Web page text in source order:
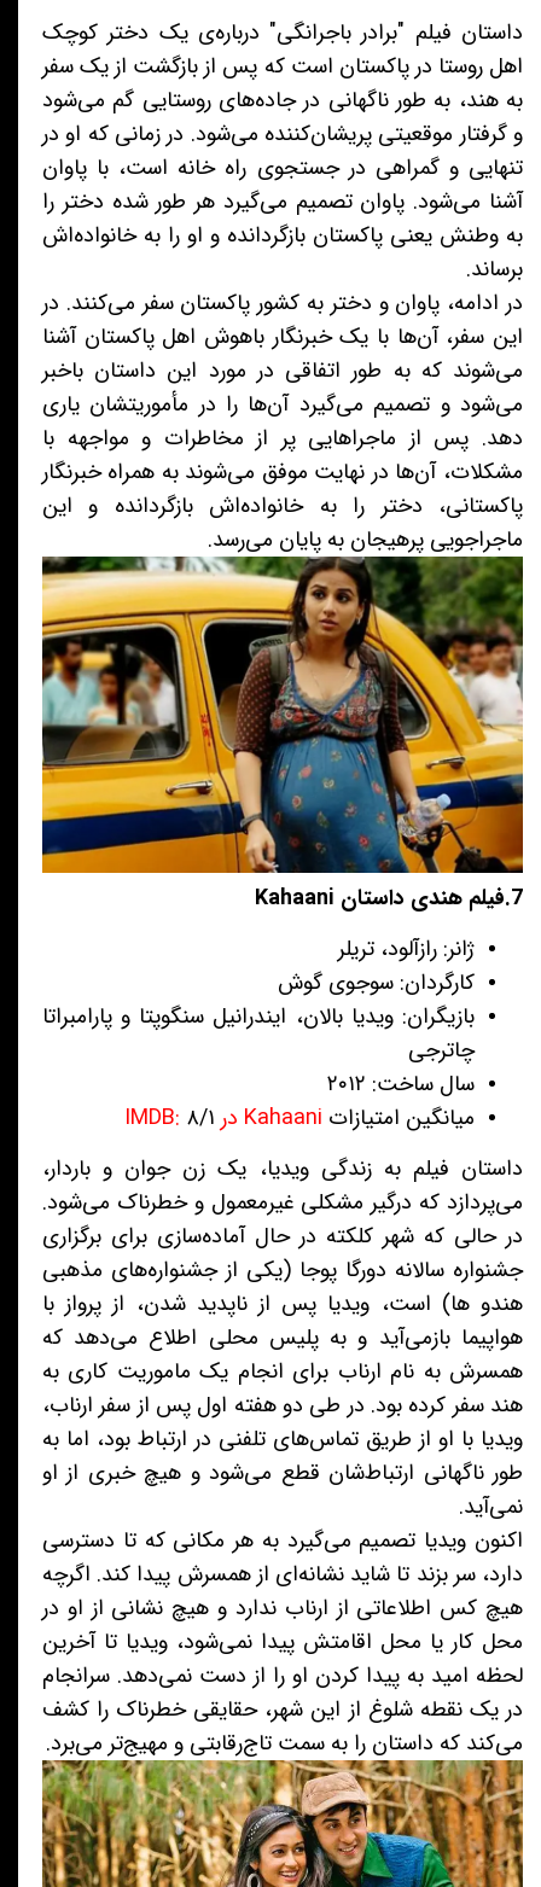
داستان فیلم "برادر باجرانگی" درباره‌ی یک دختر کوچک
اهل روستا در پاکستان است که پس از بازگشت از یک سفر
به هند، به طور ناگهانی در جاده‌های روستایی گم می‌شود
و گرفتار موقعیتی پریشان‌کننده می‌شود. در زمانی که او در
تنهایی و گمراهی در جستجوی راه خانه است، با پاوان
آشنا می‌شود. پاوان تصمیم می‌گیرد هر طور شده دختر را
به وطنش یعنی پاکستان بازگردانده و او را به خانواده‌اش
برساند.
در ادامه، پاوان و دختر به کشور پاکستان سفر می‌کنند. در
این سفر، آن‌ها با یک خبرنگار باهوش اهل پاکستان آشنا
می‌شوند که به طور اتفاقی در مورد این داستان باخبر
می‌شود و تصمیم می‌گیرد آن‌ها را در مأموریتشان یاری
دهد. پس از ماجراهایی پر از مخاطرات و مواجهه با
مشکلات، آن‌ها در نهایت موفق می‌شوند به همراه خبرنگار
پاکستانی، دختر را به خانواده‌اش بازگردانده و این
ماجراجویی پرهیجان به پایان می‌رسد.
7.فیلم هندی داستان Kahaani
ژانر: رازآلود، تریلر
کارگردان: سوجوی گوش
بازیگران: ویدیا بالان، ایندرانیل سنگوپتا و پارامبراتا
چاترجی
سال ساخت: ۲۰۱۲
میانگین امتیازات
۸/۱
داستان فیلم به زندگی ویدیا، یک زن جوان و باردار،
می‌پردازد که درگیر مشکلی غیرمعمول و خطرناک می‌شود.
در حالی که شهر کلکته در حال آماده‌سازی برای برگزاری
جشنواره سالانه دورگا پوجا (یکی از جشنواره‌های مذهبی
هندو ها) است، ویدیا پس از ناپدید شدن، از پرواز با
هواپیما بازمی‌آید و به پلیس محلی اطلاع می‌دهد که
همسرش به نام ارناب برای انجام یک ماموریت کاری به
هند سفر کرده بود. در طی دو هفته اول پس از سفر ارناب،
ویدیا با او از طریق تماس‌های تلفنی در ارتباط بود، اما به
طور ناگهانی ارتباط‌شان قطع می‌شود و هیچ خبری از او
نمی‌آید.
اکنون ویدیا تصمیم می‌گیرد به هر مکانی که تا دسترسی
دارد، سر بزند تا شاید نشانه‌ای از همسرش پیدا کند. اگرچه
هیچ کس اطلاعاتی از ارناب ندارد و هیچ نشانی از او در
محل کار یا محل اقامتش پیدا نمی‌شود، ویدیا تا آخرین
لحظه امید به پیدا کردن او را از دست نمی‌دهد. سرانجام
در یک نقطه شلوغ از این شهر، حقایقی خطرناک را کشف
می‌کند که داستان را به سمت تاج‌رقابتی و مهیج‌تر می‌برد.